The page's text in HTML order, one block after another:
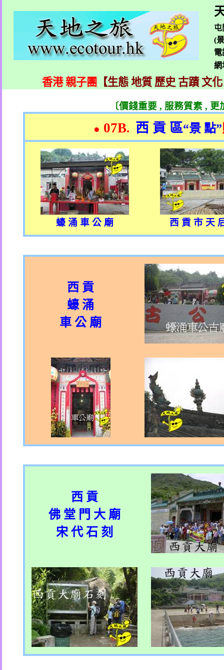
屯
(
電
香港 親子團 【生態 地質 歷史 古蹟 文
〔價錢重要, 服務質素, 更
● 07B. 西 貢 區“景 點”
蠔 涌 車 公 廟 西 貢 市 天
西 貢
蠔 涌
車 公 廟
西 貢
佛 堂 門 大 廟
宋 代 石 刻